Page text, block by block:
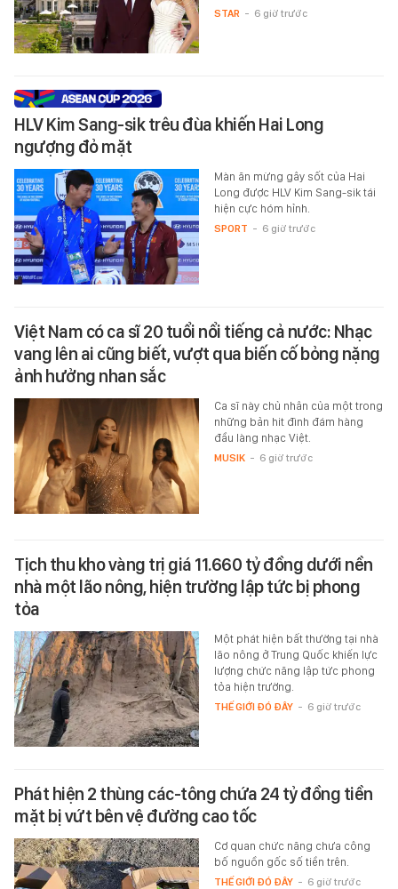
STAR - 6 giờ trước
HLV Kim Sang-sik trêu đùa khiến Hai Long
ngượng đỏ mặt
Màn ăn mừng gây sốt của Hai
Long được HLV Kim Sang-sik tái
hiện cực hóm hỉnh.
SPORT - 6 giờ trước
Việt Nam có ca sĩ 20 tuổi nổi tiếng cả nước: Nhạc
vang lên ai cũng biết, vượt qua biến cố bỏng nặng
ảnh hưởng nhan sắc
Ca sĩ này chủ nhân của một trong
những bản hit đình đám hàng
đầu làng nhạc Việt.
MUSIK - 6 giờ trước
Tịch thu kho vàng trị giá 11.660 tỷ đồng dưới nền
nhà một lão nông, hiện trường lập tức bị phong
tỏa
Một phát hiện bất thường tại nhà
lão nông ở Trung Quốc khiến lực
lượng chức năng lập tức phong
tỏa hiện trường.
THẾ GIỚI ĐÓ ĐÂY - 6 giờ trước
Phát hiện 2 thùng các-tông chứa 24 tỷ đồng tiền
mặt bị vứt bên vệ đường cao tốc
Cơ quan chức năng chưa công
bố nguồn gốc số tiền trên.
THẾ GIỚI ĐÓ ĐÂY - 6 giờ trước